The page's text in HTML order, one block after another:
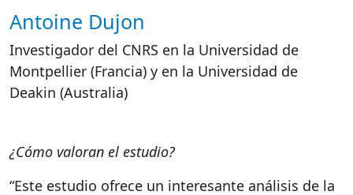
Antoine Dujon
Investigador del CNRS en la Universidad de
Montpellier (Francia) y en la Universidad de
Deakin (Australia)
¿Cómo valoran el estudio?
“Este estudio ofrece un interesante análisis de la